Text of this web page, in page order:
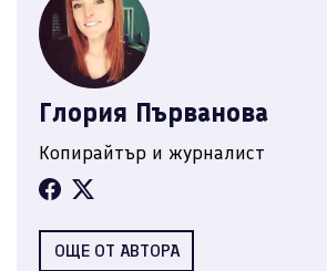
Глория Първанова
Копирайтър и журналист
ОЩЕ ОТ АВТОРА